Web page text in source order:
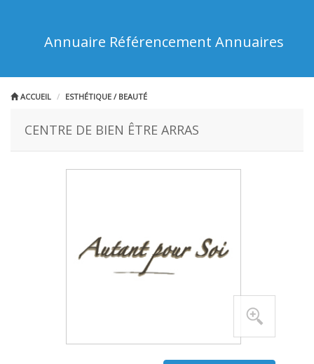
Annuaire Référencement Annuaires
ACCUEIL ESTHÉTIQUE / BEAUTÉ
CENTRE DE BIEN ÊTRE ARRAS